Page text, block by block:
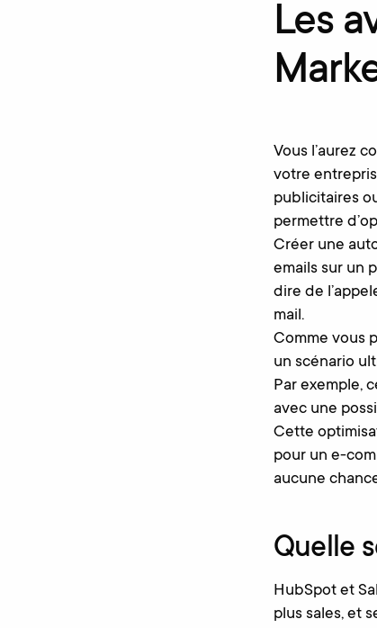
Les
Vous l’aurez
votre
publicitaires
permettre
Créer une
emails sur un
dire de
mail.
Comme vous
un scénario
Par exemple,
avec une
Cette
pour un e-
aucune
Quelle
HubSpot et
plus sales, et